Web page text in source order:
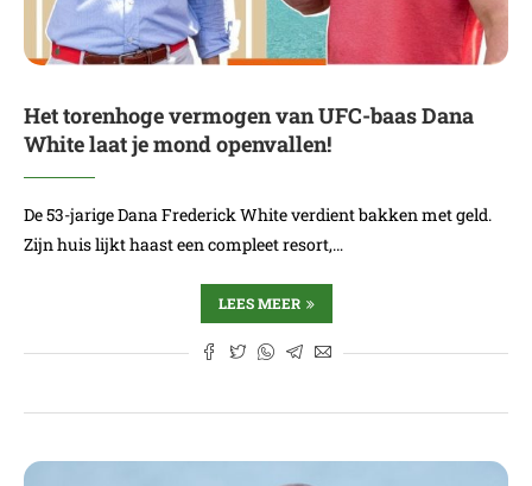
Het torenhoge vermogen van UFC-baas Dana
White laat je mond openvallen!
De 53-jarige Dana Frederick White verdient bakken met geld.
Zijn huis lijkt haast een compleet resort,…
LEES MEER